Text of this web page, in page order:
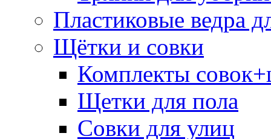
Пластиковые ведра
Щётки и совки
Комплекты
Щетки для пола
Совки для улиц